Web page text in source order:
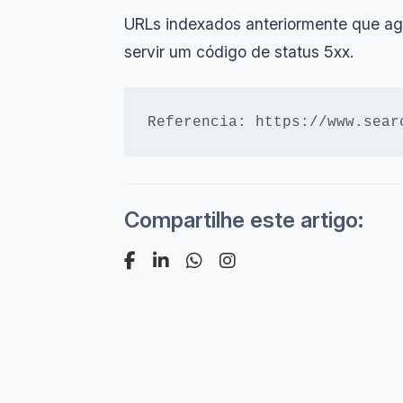
URLs indexados anteriormente que
servir um código de status 5xx.
Referencia: https://
Compartilhe este artigo: